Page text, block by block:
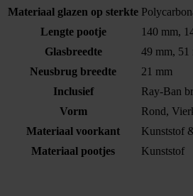
Materiaal glazen op sterkte
Lengte pootje
140 mm,
Glasbreedte
49 mm, 51
Neusbrug breedte
21 mm
Inclusief
Ray-Ban
Vorm
Rond,
Materiaal voorkant
Kunststof
Materiaal pootjes
Kunststof